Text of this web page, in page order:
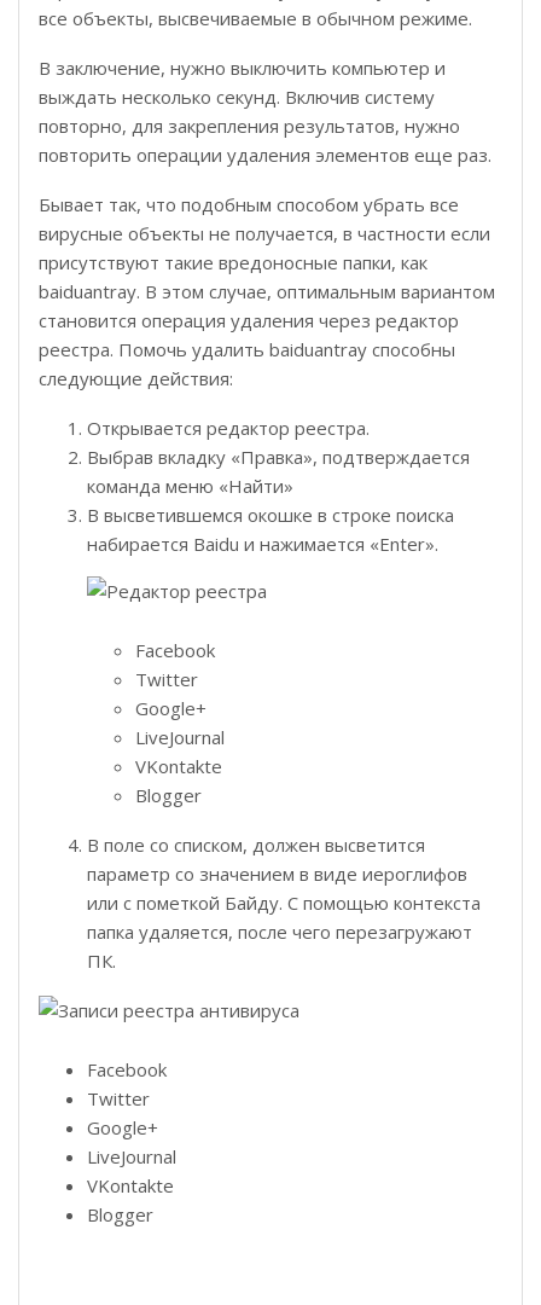
все объекты, высвечиваемые в обычном режиме.
В заключение, нужно выключить компьютер и
выждать несколько секунд. Включив систему
повторно, для закрепления результатов, нужно
повторить операции удаления элементов еще раз.
Бывает так, что подобным способом убрать все
вирусные объекты не получается, в частности если
присутствуют такие вредоносные папки, как
baiduantray. В этом случае, оптимальным вариантом
становится операция удаления через редактор
реестра. Помочь удалить baiduantray способны
следующие действия:
Открывается редактор реестра.
Выбрав вкладку «Правка», подтверждается
команда меню «Найти»
В высветившемся окошке в строке поиска
набирается Baidu и нажимается «Enter».
Facebook
Twitter
Google+
LiveJournal
VKontakte
Blogger
В поле со списком, должен высветится
параметр со значением в виде иероглифов
или с пометкой Байду. С помощью контекста
папка удаляется, после чего перезагружают
ПК.
Facebook
Twitter
Google+
LiveJournal
VKontakte
Blogger